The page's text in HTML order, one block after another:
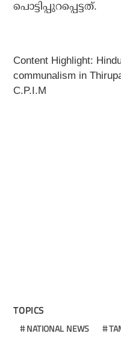
പൊട്ടിപ്പുറപ്പെട്ടത്.
Content Highlight:
communalism in
C.P.I.M
TOPICS
NATIONAL NEWS